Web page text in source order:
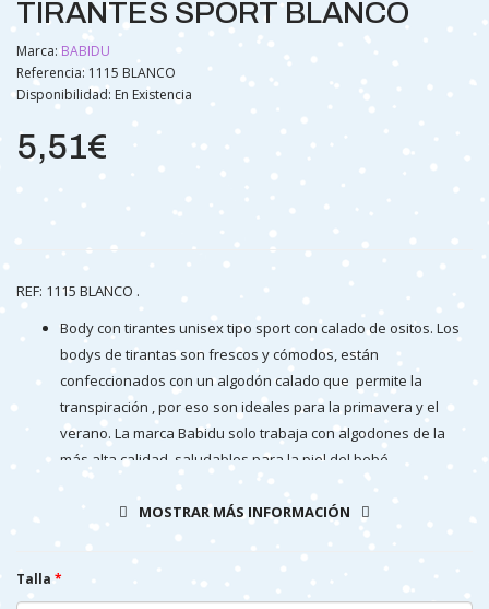
TIRANTES SPORT BLANCO
Marca: BABIDU
Referencia: 1115 BLANCO
Disponibilidad: En Existencia
5,51€
REF: 1115 BLANCO .
Body con tirantes unisex tipo sport con calado de ositos. Los
bodys de tirantas son frescos y cómodos, están
confeccionados con un algodón calado que permite la
transpiración , por eso son ideales para la primavera y el
verano. La marca Babidu solo trabaja con algodones de la
más alta calidad, saludables para la piel del bebé,
CUIDADOS: Lavar a máquina - agua fría (30 ° max)
MOSTRAR MÁS INFORMACIÓN
Talla